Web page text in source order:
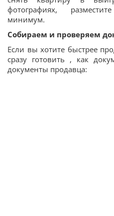
фотографиях,
минимум.
Собираем и проверяем
Если вы хотите быстрее
сразу готовить , как
документы продавца: